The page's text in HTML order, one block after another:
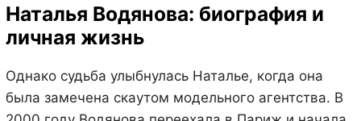
Наталья Водянова: биография и
личная жизнь
Однако судьба улыбнулась Наталье, когда она
была замечена скаутом модельного агентства. В